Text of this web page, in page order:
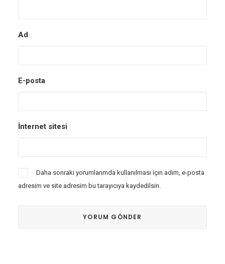
Ad
E-posta
İnternet sitesi
Daha sonraki yorumlarımda kullanılması için adım, e-posta
adresim ve site adresim bu tarayıcıya kaydedilsin.